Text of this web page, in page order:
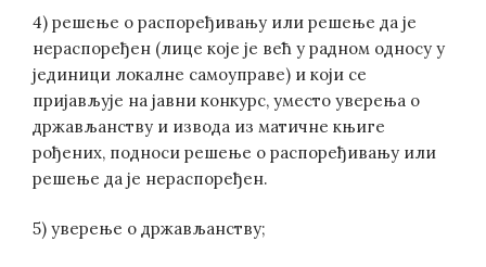
4) решење о распоређивању или решење да је
нераспоређен (лице које је већ у радном односу у
јединици локалне самоуправе) и који се
пријављује на јавни конкурс, уместо уверења о
држављанству и извода из матичне књиге
рођених, подноси решење о распоређивању или
решење да је нераспоређен.
5) уверење о држављанству;